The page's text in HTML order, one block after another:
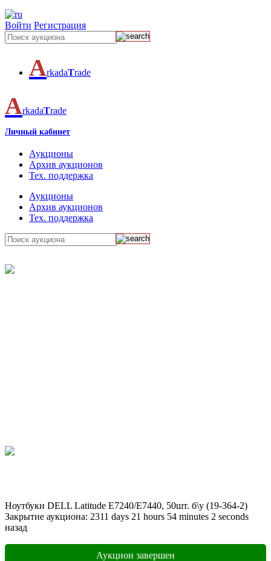
Войти Регистрация
ArkadaTrade
ArkadaTrade
Личный кабинет
Аукционы
Архив аукционов
Тех. поддержка
Аукционы
Архив аукционов
Тех. поддержка
Ноутбуки DELL Latitude E7240/E7440, 50шт. б\у (19-364-2)
Закрытие аукциона: 2311 days 21 hours 54 minutes 2 seconds
назад
Аукцион завершен